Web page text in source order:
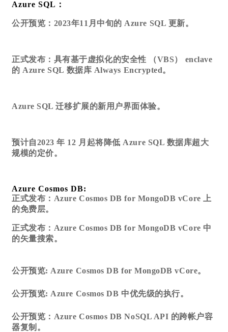
Azure SQL：
公开预览：2023年11月中旬的 Azure SQL 更新。
正式发布：具有基于虚拟化的安全性 （VBS） enclave
的 Azure SQL 数据库 Always Encrypted。
Azure SQL 迁移扩展的新用户界面体验。
预计自2023 年 12 月起将降低 Azure SQL 数据库超大
规模的定价。
Azure Cosmos DB:
正式发布：Azure Cosmos DB for MongoDB vCore 上
的免费层。
正式发布：Azure Cosmos DB for MongoDB vCore 中
的矢量搜索。
公开预览: Azure Cosmos DB for MongoDB vCore。
公开预览: Azure Cosmos DB 中优先级的执行。
公开预览：Azure Cosmos DB NoSQL API 的跨帐户容
器复制。